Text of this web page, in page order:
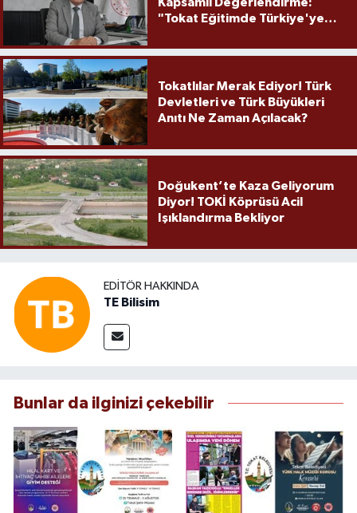
"Tokat Eğitimde Türkiye'ye
Tokatlılar Merak Ediyor! Türk
Devletleri ve Türk Büyükleri
Anıtı Ne Zaman Açılacak?
Doğukent’te Kaza Geliyorum
Diyor! TOKİ Köprüsü Acil
Işıklandırma Bekliyor
EDITÖR HAKKINDA
TE Bilisim
Bunlar da ilginizi çekebilir